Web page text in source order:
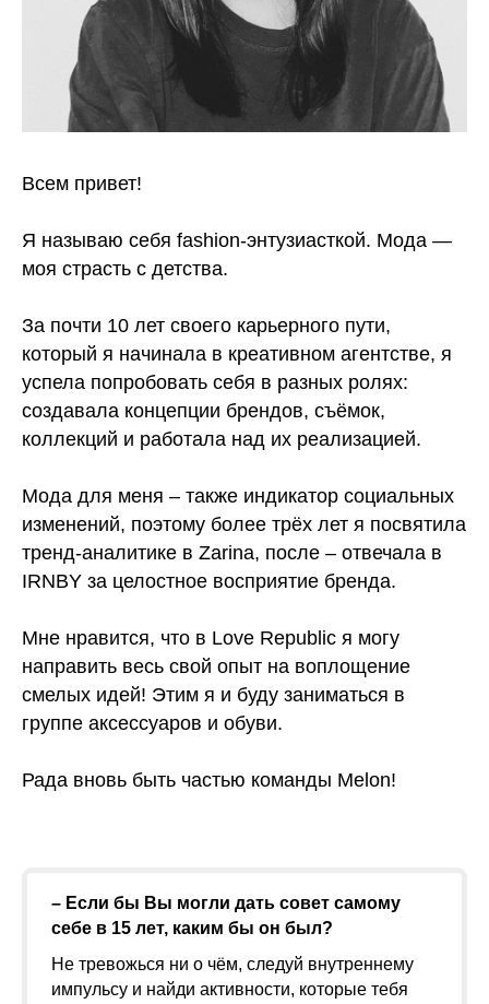
Всем привет!
Я называю себя fashion-энтузиасткой. Мода —
моя страсть с детства.
За почти 10 лет своего карьерного пути,
который я начинала в креативном агентстве, я
успела попробовать себя в разных ролях:
создавала концепции брендов, съёмок,
коллекций и работала над их реализацией.
Мода для меня – также индикатор социальных
изменений, поэтому более трёх лет я посвятила
тренд-аналитике в Zarina, после – отвечала в
IRNBY за целостное восприятие бренда.
Мне нравится, что в Love Republic я могу
направить весь свой опыт на воплощение
смелых идей! Этим я и буду заниматься в
группе аксессуаров и обуви.
Рада вновь быть частью команды Melon!
– Если бы Вы могли дать совет самому
себе в 15 лет, каким бы он был?
Не тревожься ни о чём, следуй внутреннему
импульсу и найди активности, которые тебя